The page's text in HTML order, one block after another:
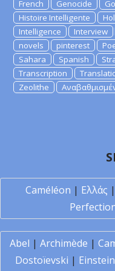
French Genocide Go
Histoire Intelligente
Intelligence
Interview
novels
pinterest
Sahara
Spanish
Transcription
Zeolithe
Caméléon | Ελλάς |
Abel | Archimède |
Dostoïevski | Einstein